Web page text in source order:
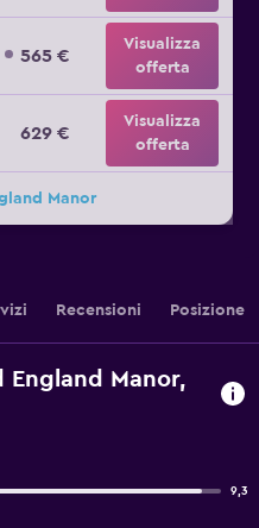
565 €
Visualizza
offerta
629 €
Visualizza
offerta
Manor
Recensioni Posizione
England Manor,
9,3